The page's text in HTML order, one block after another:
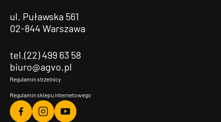
ul. Puławska 561
02-844 Warszawa
tel.(22) 499 63 58
biuro@agvo.pl
Regulamin strzelnicy
Regulamin sklepu internetowego
Agvo
Agvo
Agvo